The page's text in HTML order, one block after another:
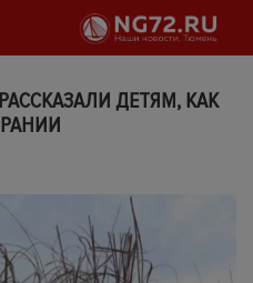
ДЕТЯМ, КАК